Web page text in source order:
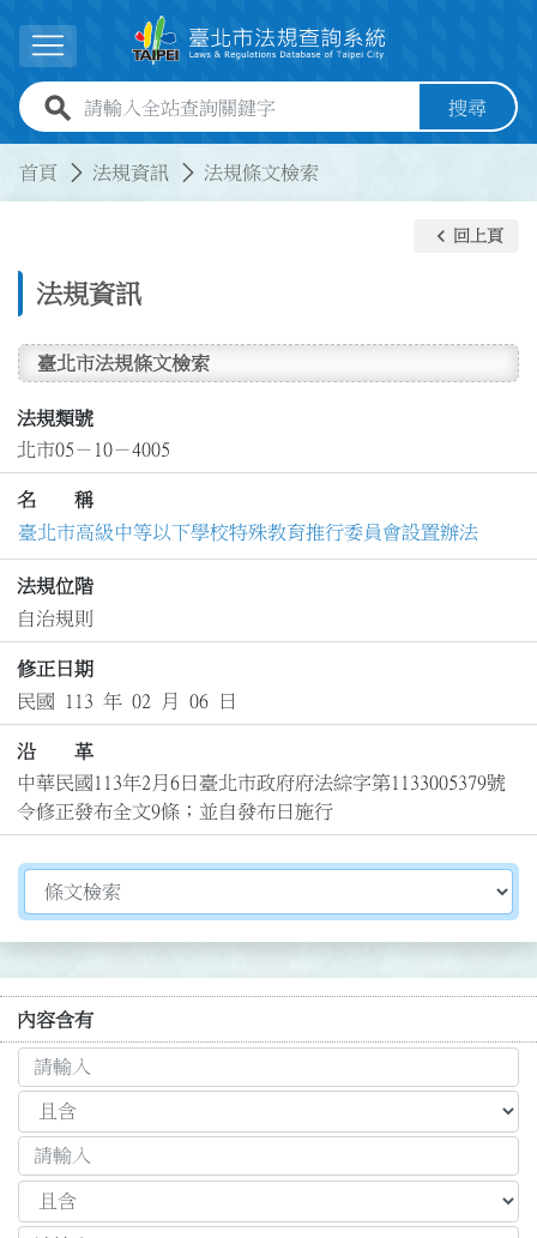
展開選單
全站查詢關鍵字欄位 搜尋
首頁 法規資訊 法規條文檢索
法規資訊
keyboard_arrow_left 回上頁
臺北市法規條文檢索
法規類號
北市05－10－4005
名 稱
臺北市高級中等以下學校特殊教育推行委員會設置辦法
法規位階
自治規則
修正日期
民國 113 年 02 月 06 日
沿 革
中華民國113年2月6日臺北市政府府法綜字第1133005379號
令修正發布全文9條；並自發布日施行
切換選擇法規資訊內容
內容含有